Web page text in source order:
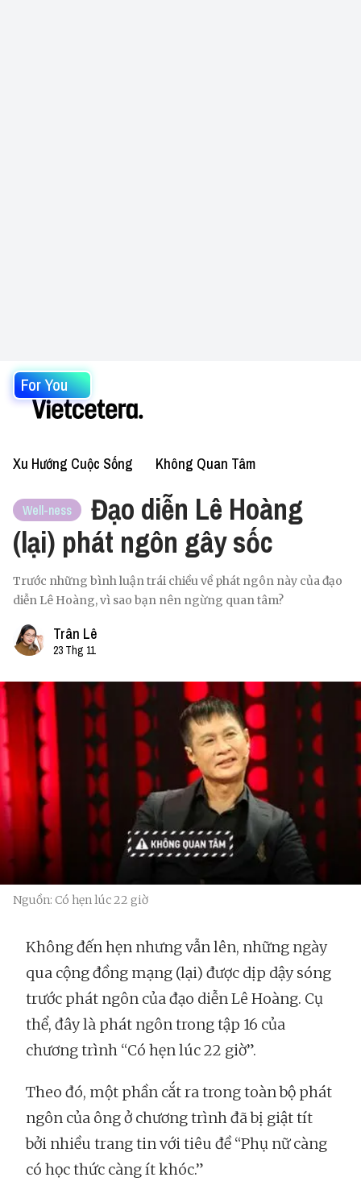
For You
Xu Hướng Cuộc Sống Không Quan Tâm
Well-ness
Đạo diễn Lê Hoàng
(lại) phát ngôn gây sốc
Trước những bình luận trái chiều về phát ngôn này của đạo
diễn Lê Hoàng, vì sao bạn nên ngừng quan tâm?
Trân Lê
23 Thg 11
Nguồn: Có hẹn lúc 22 giờ
Không đến hẹn nhưng vẫn lên, những ngày
qua cộng đồng mạng (lại) được dịp dậy sóng
trước phát ngôn của đạo diễn Lê Hoàng. Cụ
thể, đây là phát ngôn trong tập 16 của
chương trình “Có hẹn lúc 22 giờ”.
Theo đó, một phần cắt ra trong toàn bộ phát
ngôn của ông ở chương trình đã bị giật tít
bởi nhiều trang tin với tiêu đề “Phụ nữ càng
có học thức càng ít khóc.”